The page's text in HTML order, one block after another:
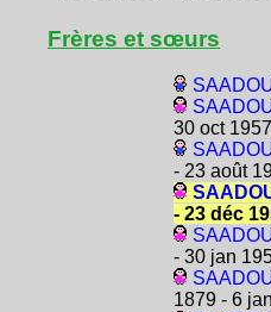
Frères et sœurs
30 oct
- 23 août
- 23 déc
- 30 jan
1879 - 6